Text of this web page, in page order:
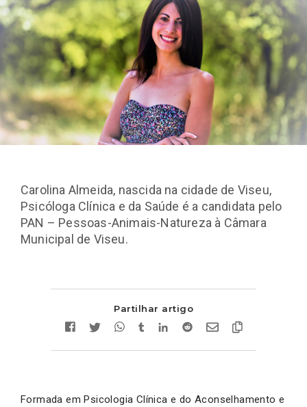
Carolina Almeida, nascida na cidade de Viseu,
Psicóloga Clínica e da Saúde é a candidata pelo
PAN – Pessoas-Animais-Natureza à Câmara
Municipal de Viseu.
Partilhar artigo
Formada em Psicologia Clínica e do Aconselhamento e